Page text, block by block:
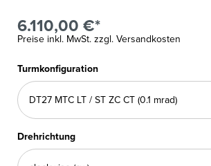
6.110,00 €*
Preise inkl. MwSt. zzgl. Versandkosten
Turmkonfiguration
Drehrichtung